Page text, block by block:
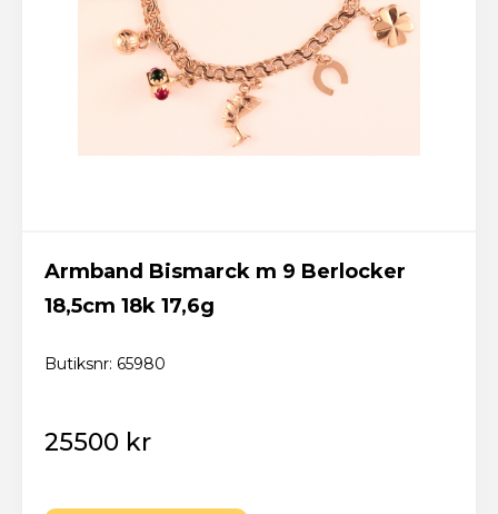
Armband Bismarck m 9 Berlocker
18,5cm 18k 17,6g
Butiksnr: 65980
25500 kr